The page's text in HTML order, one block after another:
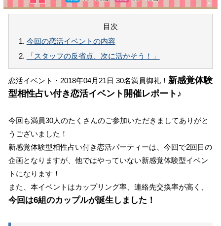
目次
1. 今回の恋活イベントの内容
2.
「スタッフの反省点、次に活かそう！」
恋活イベント・2018年04月21日 30名満員御礼！ 新感覚体験
型相性占い付き恋活イベント開催レポート♪
今回も満員30人のたくさんのご参加いただきましてありがと
うございました！
新感覚体験型相性占い付き恋活パーティーは、今回で2回目の
企画となりますが、他ではやっていない新感覚体験型イベン
トになります！
また、本イベントはカップリング率、連絡先交換率が高く、
今回は6組のカップルが誕生しました！